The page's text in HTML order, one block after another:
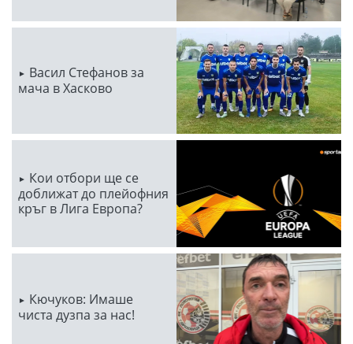
Васил Стефанов за
мача в Хасково
Кои отбори ще се
доближат до плейофния
кръг в Лига Европа?
Кючуков: Имаше
чиста дузпа за нас!